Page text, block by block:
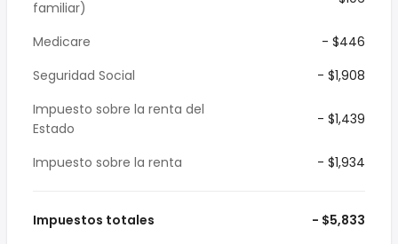
familiar)
Medicare
- $446
Seguridad Social
- $1,908
Impuesto sobre la renta del
Estado
- $1,439
Impuesto sobre la renta - $1,934
Impuestos totales - $5,833